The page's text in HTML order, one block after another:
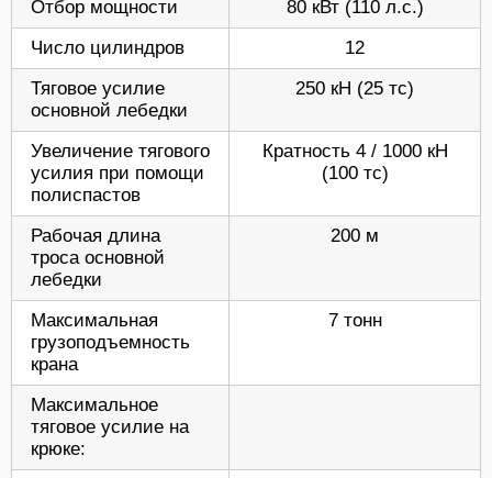
Отбор мощности
80 кВт (110 л.с.)
Число цилиндров
12
Тяговое усилие
основной лебедки
250 кН (25 тс)
Увеличение тягового
усилия при помощи
полиспастов
Кратность 4 / 1000 кН
(100 тс)
Рабочая длина
троса основной
лебедки
200 м
Максимальная
грузоподъемность
крана
7 тонн
Максимальное
тяговое усилие на
крюке: